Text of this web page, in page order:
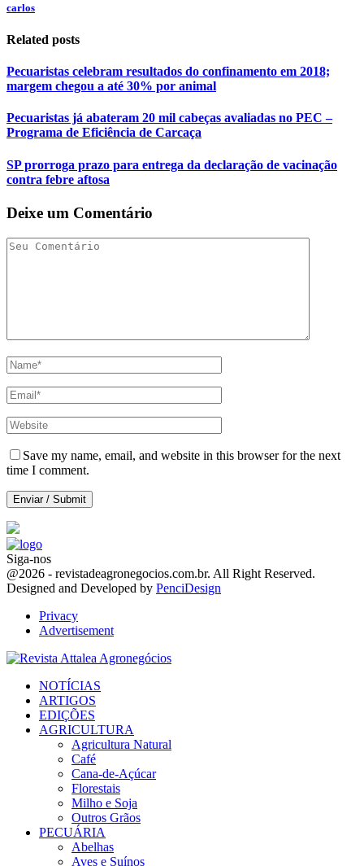
carlos
Related posts
Pecuaristas celebram resultados do confinamento em 2018;
margem chegou a até 30% por animal
Pecuaristas já abateram 20 mil cabeças avaliadas no PEC –
Programa de Eficiência de Carcaça
SP prorroga prazo para entrega da declaração de vacinação
contra febre aftosa
Deixe um Comentário
Save my name, email, and website in this browser for the next
time I comment.
Siga-nos
Facebook
Twitter
Instagram
Linkedin
Youtube
Email
@2026 - revistadeagronegocios.com.br. All Right Reserved.
Designed and Developed by PenciDesign
Privacy
Advertisement
NOTÍCIAS
ARTIGOS
EDIÇÕES
AGRICULTURA
Agricultura Natural
Café
Cana-de-Açúcar
Florestais
Milho e Soja
Outros Grãos
PECUÁRIA
Abelhas
Aves e Suínos